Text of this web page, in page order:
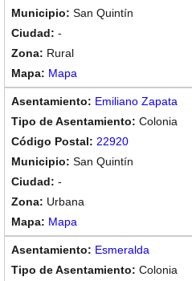
San Quintín
-
Rural
Mapa
Emiliano Zapata
Colonia
22920
San Quintín
-
Urbana
Mapa
Esmeralda
Colonia